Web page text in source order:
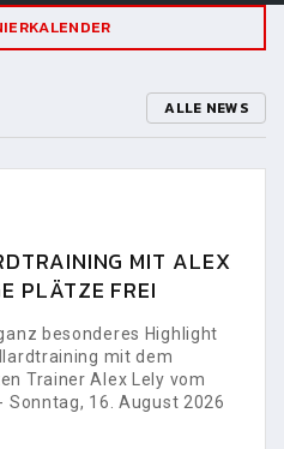
ALLE NEWS
MIT ALEX
PLÄTZE FREI
besonderes Highlight
mit dem
Trainer Alex Lely vom
Sonntag, 16. August 2026